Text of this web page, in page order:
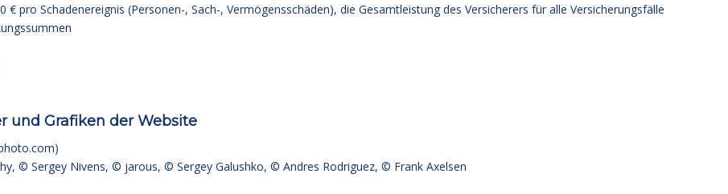
pro Schadenereignis (Personen-, Sach-, Vermögensschäden), die Gesamtleistung des Versicherers für alle Versicherungsfälle
und Grafiken der Website
© Sergey Nivens, © jarous, © Sergey Galushko, © Andres Rodriguez, © Frank Axelsen